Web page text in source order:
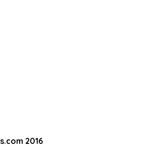
2016